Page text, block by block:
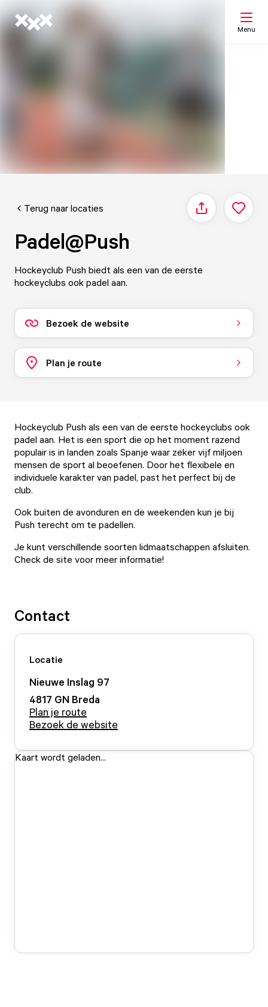
Menu
Terug naar locaties Delen
Padel@Push
Hockeyclub Push biedt als een van de eerste
hockeyclubs ook padel aan.
Bezoek de website
Plan je route
Hockeyclub Push als een van de eerste hockeyclubs ook
padel aan. Het is een sport die op het moment razend
populair is in landen zoals Spanje waar zeker vijf miljoen
mensen de sport al beoefenen. Door het flexibele en
individuele karakter van padel, past het perfect bij de
club.
Ook buiten de avonduren en de weekenden kun je bij
Push terecht om te padellen.
Je kunt verschillende soorten lidmaatschappen afsluiten.
Check de site voor meer informatie!
Contact
Locatie
Nieuwe Inslag 97
4817 GN Breda
Plan je route
Bezoek de website
Kaart wordt geladen...